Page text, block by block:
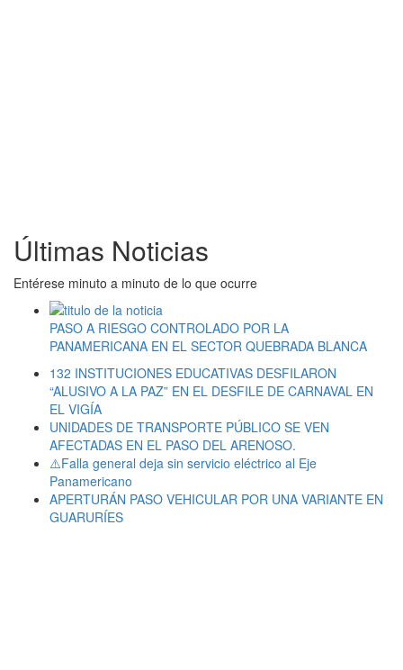
Últimas Noticias
Entérese minuto a minuto de lo que ocurre
PASO A RIESGO CONTROLADO POR LA
PANAMERICANA EN EL SECTOR QUEBRADA BLANCA
132 INSTITUCIONES EDUCATIVAS DESFILARON
“ALUSIVO A LA PAZ” EN EL DESFILE DE CARNAVAL EN
EL VIGÍA
UNIDADES DE TRANSPORTE PÚBLICO SE VEN
AFECTADAS EN EL PASO DEL ARENOSO.
⚠️Falla general deja sin servicio eléctrico al Eje
Panamericano
APERTURÁN PASO VEHICULAR POR UNA VARIANTE EN
GUARURÍES